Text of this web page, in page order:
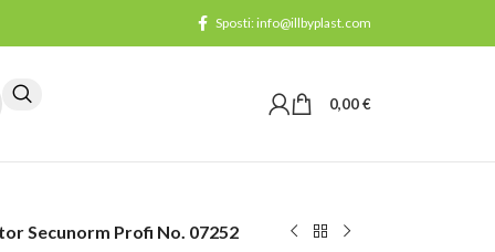
Sposti: info@illbyplast.com
0,00€
Secunorm Profi No. 07252